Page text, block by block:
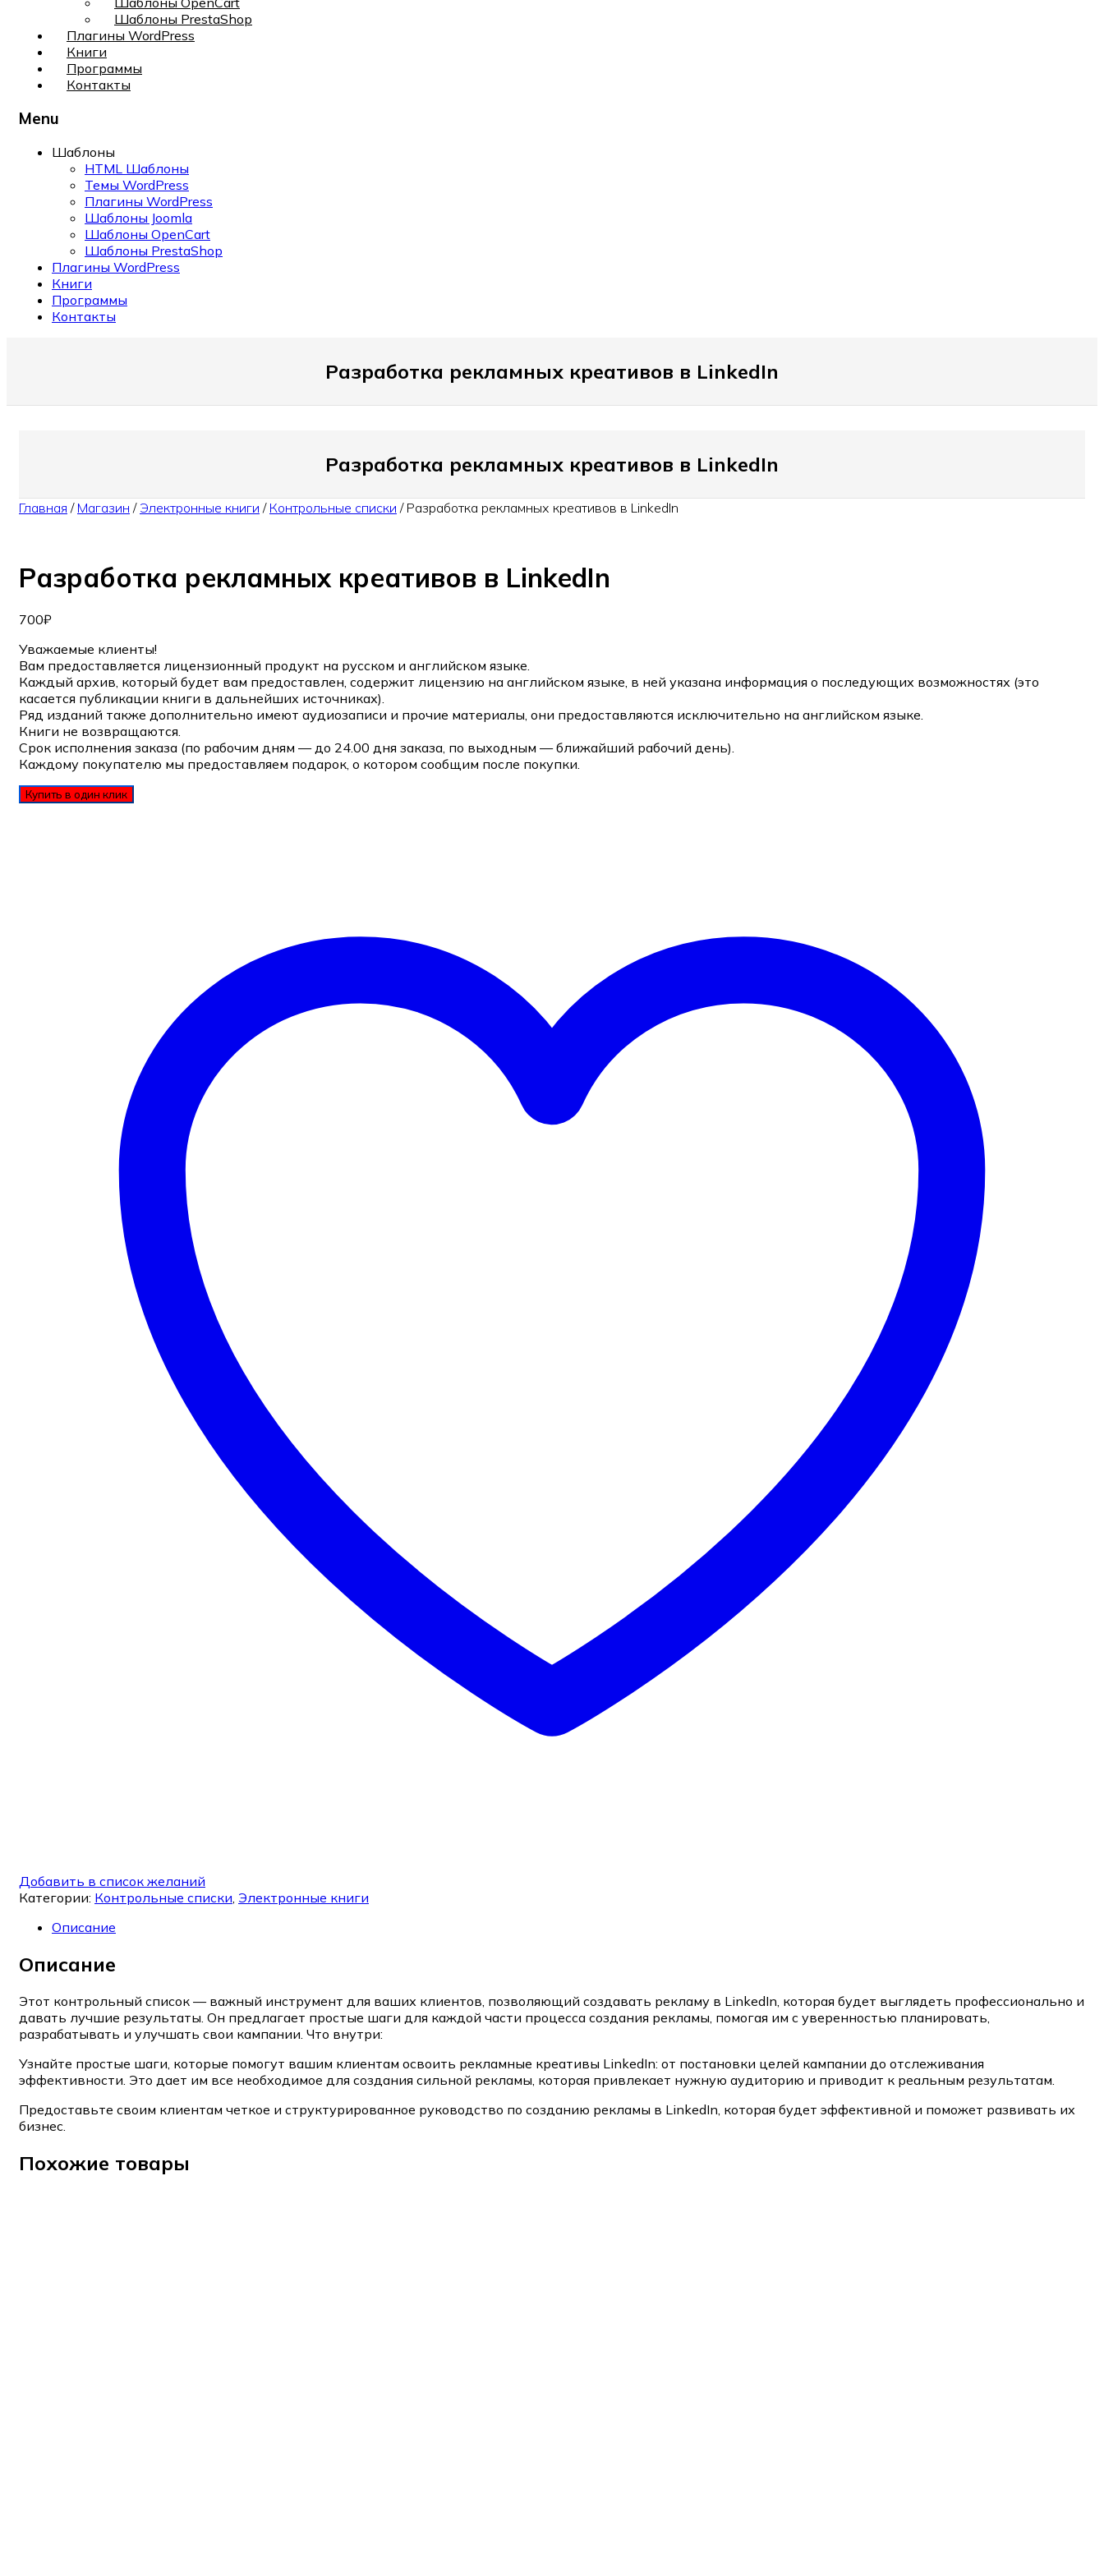
Шаблоны PrestaShop
Плагины WordPress
Книги
Программы
Контакты
Menu
Шаблоны
HTML Шаблоны
Темы WordPress
Плагины WordPress
Шаблоны Joomla
Шаблоны OpenCart
Шаблоны PrestaShop
Плагины WordPress
Книги
Программы
Контакты
Разработка рекламных креативов в LinkedIn
Разработка рекламных креативов в LinkedIn
Главная / Магазин / Электронные книги / Контрольные списки / Разработка рекламных креативов в LinkedIn
Разработка рекламных креативов в LinkedIn
700₽
Уважаемые клиенты!
Вам предоставляется лицензионный продукт на русском и английском языке.
Каждый архив, который будет вам предоставлен, содержит лицензию на английском языке, в ней указана информация о последующих возможностях (это
касается публикации книги в дальнейших источниках).
Ряд изданий также дополнительно имеют аудиозаписи и прочие материалы, они предоставляются исключительно на английском языке.
Книги не возвращаются.
Срок исполнения заказа (по рабочим дням — до 24.00 дня заказа, по выходным — ближайший рабочий день).
Каждому покупателю мы предоставляем подарок, о котором сообщим после покупки.
Купить в один клик
Добавить в список желаний
Категории: Контрольные списки, Электронные книги
Описание
Описание
Этот контрольный список — важный инструмент для ваших клиентов, позволяющий создавать рекламу в LinkedIn, которая будет выглядеть профессионально и
давать лучшие результаты. Он предлагает простые шаги для каждой части процесса создания рекламы, помогая им с уверенностью планировать,
разрабатывать и улучшать свои кампании. Что внутри:
Узнайте простые шаги, которые помогут вашим клиентам освоить рекламные креативы LinkedIn: от постановки целей кампании до отслеживания
эффективности. Это дает им все необходимое для создания сильной рекламы, которая привлекает нужную аудиторию и приводит к реальным результатам.
Предоставьте своим клиентам четкое и структурированное руководство по созданию рекламы в LinkedIn, которая будет эффективной и поможет развивать их
бизнес.
Похожие товары